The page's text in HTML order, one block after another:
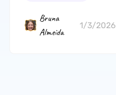
2026Bruna
Almeida
1/3/2026